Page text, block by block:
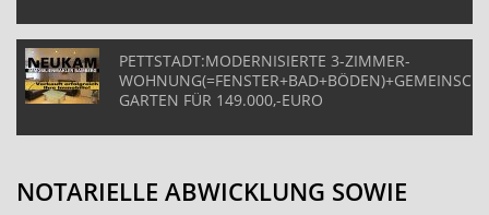
PETTSTADT:MODERNISIERTE 3-ZIMMER-
GARTEN FÜR 149.000,-EURO
NOTARIELLE ABWICKLUNG SOWIE